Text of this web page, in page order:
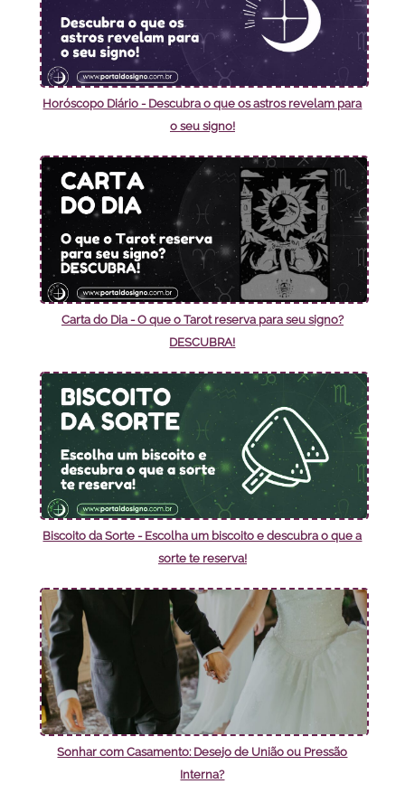
Horóscopo Diário - Descubra o que os astros revelam para
o seu signo!
Carta do Dia - O que o Tarot reserva para seu signo?
DESCUBRA!
Biscoito da Sorte - Escolha um biscoito e descubra o que a
sorte te reserva!
Sonhar com Casamento: Desejo de União ou Pressão
Interna?